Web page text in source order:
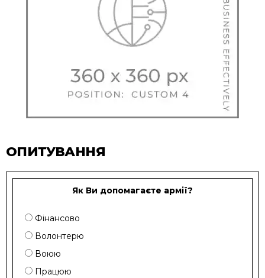
ОПИТУВАННЯ
Як Ви допомагаєте армії?
Фінансово
Волонтерю
Воюю
Працюю